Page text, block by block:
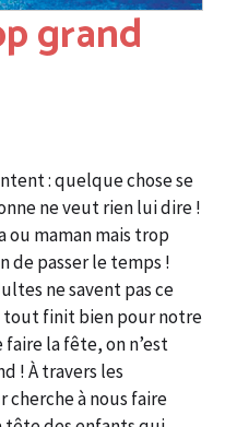
grand
: quelque chose se
ne veut rien lui dire !
maman mais trop
de passer le temps !
ne savent pas ce
tout finit bien pour notre
faire la fête, on n’est
! À travers les
cherche à nous faire